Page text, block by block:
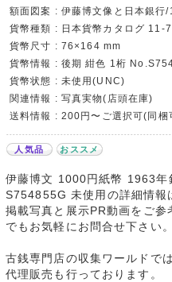
額面図案 : 伊藤博文像と日本銀行
貨幣種類 : 日本貨幣カタログ 11-
貨幣尺寸 : 76×164 mm
貨幣情報 : 後期 紺色 1桁
貨幣状態 : 未使用(UNC)
関連情報 : 写真実物(店頭在庫)
送料情報 : 200円〜ご選択可(同梱
人気品 おススメ
伊藤博文 1000円紙幣 1963
S754855G 未使用の詳細情報
掲載写真と展示PR動画をご
でもお気軽にお問合せ下さい。
古銭専門店の収集ワールドで
代理販売も行っております。